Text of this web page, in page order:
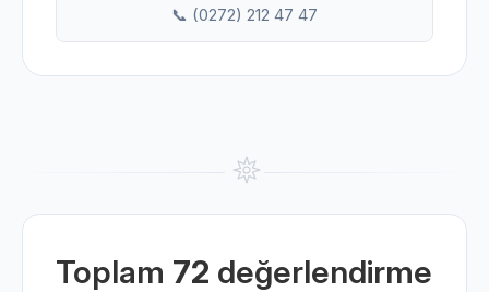
📞 (0272) 212 47 47
Toplam 72 değerlendirme